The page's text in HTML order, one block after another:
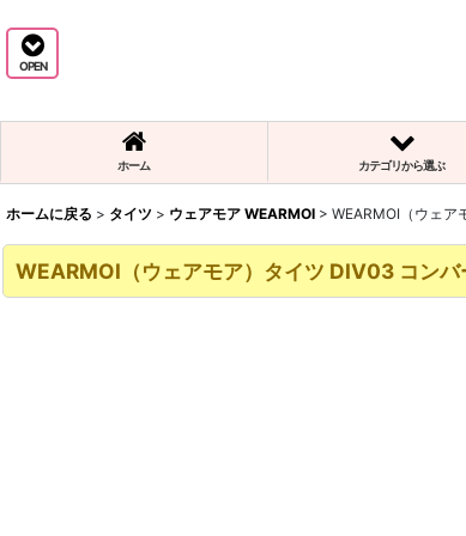
OPEN
ホーム カテゴリから選ぶ
ホームに戻る > タイツ > ウェアモア WEARMOI > WEARMOI（ウェア
WEARMOI（ウェアモア）タイツ DIV03 コンバ